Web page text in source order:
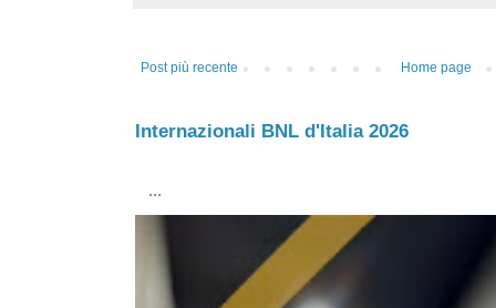
Post più recente Home page
Internazionali BNL d'Italia 2026
...